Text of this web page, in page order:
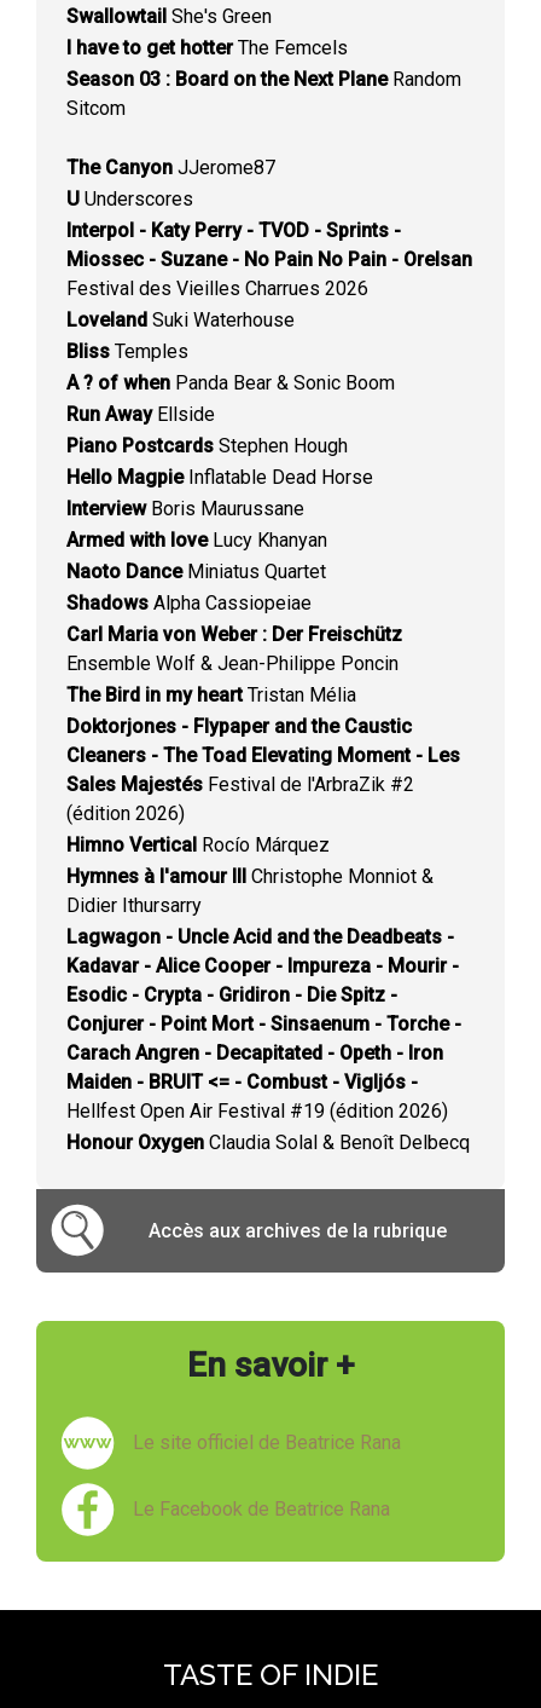
Swallowtail She's Green
I have to get hotterThe Femcels
Season 03 : Board on the Next PlaneRandom
Sitcom
The Canyon JJerome87
U Underscores
Interpol - Katy Perry - TVOD - Sprints -
Miossec - Suzane - No Pain No Pain - Orelsan
Festival des Vieilles Charrues 2026
Loveland Suki Waterhouse
Bliss Temples
A ? of when Panda Bear & Sonic Boom
Run AwayEllside
Piano Postcards Stephen Hough
Hello MagpieInflatable Dead Horse
InterviewBoris Maurussane
Armed with loveLucy Khanyan
Naoto DanceMiniatus Quartet
Shadows Alpha Cassiopeiae
Carl Maria von Weber : Der Freischütz
Ensemble Wolf & Jean-Philippe Poncin
The Bird in my heartTristan Mélia
Doktorjones - Flypaper and the Caustic
Cleaners - The Toad Elevating Moment - Les
Sales Majestés Festival de l'ArbraZik #2
(édition 2026)
Himno Vertical Rocío Márquez
Hymnes à l'amour III Christophe Monniot &
Didier Ithursarry
Lagwagon - Uncle Acid and the Deadbeats -
Kadavar - Alice Cooper - Impureza - Mourir -
Esodic - Crypta - Gridiron - Die Spitz -
Conjurer - Point Mort - Sinsaenum - Torche -
Carach Angren - Decapitated - Opeth - Iron
Maiden - BRUIT <= - Combust - Vigljós -
Hellfest Open Air Festival #19 (édition 2026)
Honour Oxygen Claudia Solal & Benoît Delbecq
Accès aux archives de la rubrique
En savoir +
Le site officiel de Beatrice Rana
Le Facebook de Beatrice Rana
TASTE OF INDIE